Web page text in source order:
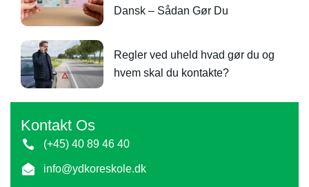
Kontakt Os
(+45) 40 89 46 40
info@ydkoreskole.dk
Dansk – Sådan Gør Du
Regler ved uheld hvad gør du og
hvem skal du kontakte?